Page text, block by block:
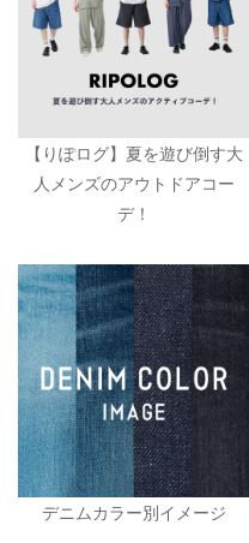
【りぽログ】夏を遊び倒す大
人メンズのアウトドアコー
デ！
デニムカラー別イメージ